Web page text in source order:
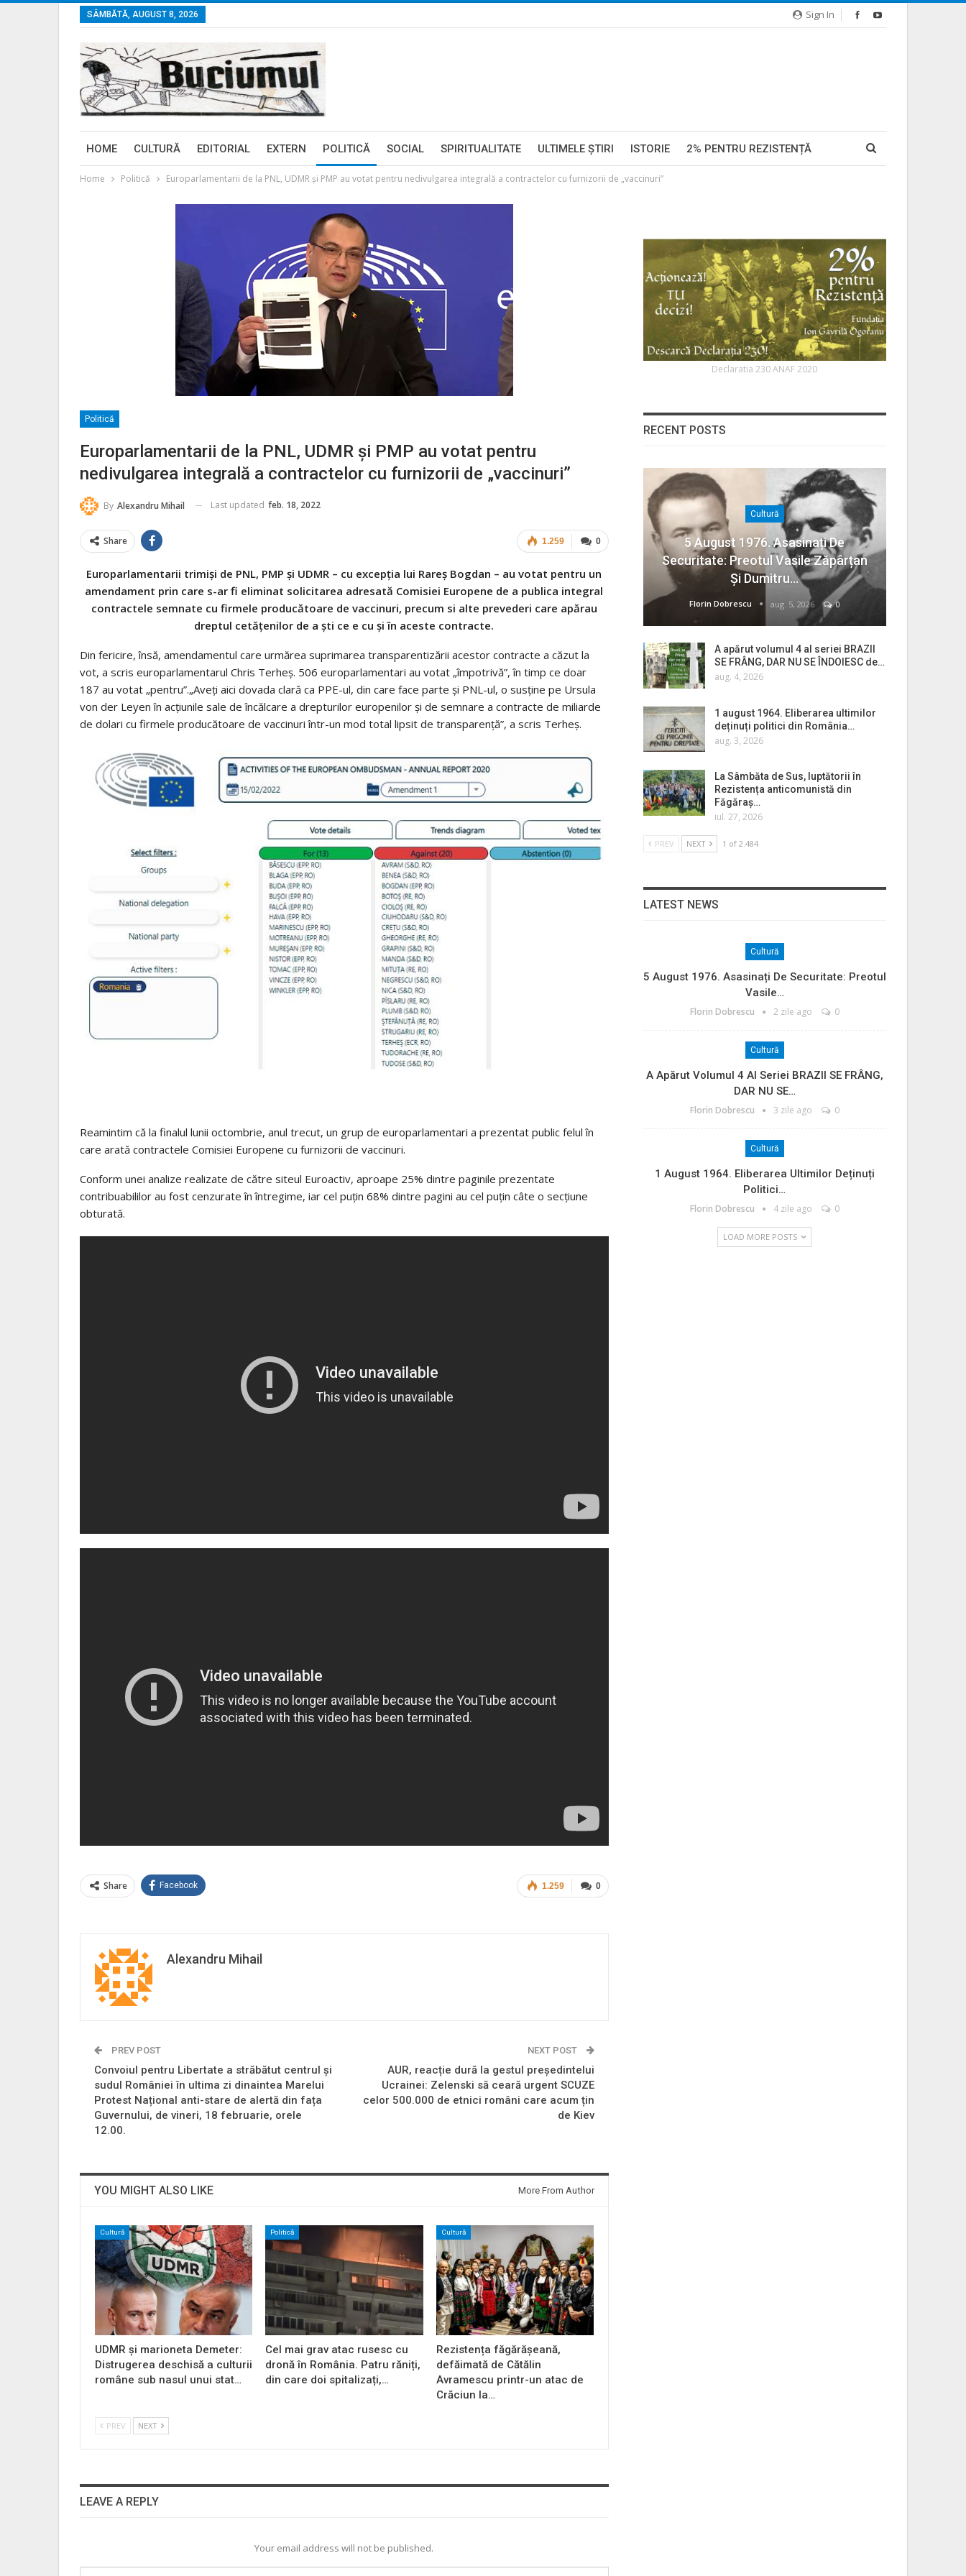
Sign In
SÂMBĂTĂ, AUGUST 8, 2026
HOME CULTURĂ EDITORIAL EXTERN POLITICĂ SOCIAL SPIRITUALITATE ULTIMELE ŞTIRI ISTORIE 2% PENTRU REZISTENȚĂ
Home Politică Europarlamentarii de la PNL, UDMR și PMP au votat pentru nedivulgarea integrală a contractelor cu furnizorii de „vaccinuri”
Politică
Europarlamentarii de la PNL, UDMR și PMP au votat pentru
nedivulgarea integrală a contractelor cu furnizorii de „vaccinuri”
By Alexandru Mihail Last updated feb. 18, 2022
0
1.259
Share
Europarlamentarii trimiși de PNL, PMP și UDMR – cu excepția lui Rareș Bogdan – au votat pentru un
amendament prin care s-ar fi eliminat solicitarea adresată Comisiei Europene de a publica integral
contractele semnate cu firmele producătoare de vaccinuri, precum si alte prevederi care apărau
dreptul cetățenilor de a ști ce e cu și în aceste contracte.
Din fericire, însă, amendamentul care urmărea suprimarea transparentizării acestor contracte a căzut la
vot, a scris europarlamentarul Chris Terheș. 506 europarlamentari au votat „împotrivă”, în timp ce doar
187 au votat „pentru”.„Aveți aici dovada clară ca PPE-ul, din care face parte și PNL-ul, o susține pe Ursula
von der Leyen în acțiunile sale de încălcare a drepturilor europenilor și de semnare a contracte de miliarde
de dolari cu firmele producătoare de vaccinuri într-un mod total lipsit de transparență”, a scris Terheș.
Reamintim că la finalul lunii octombrie, anul trecut, un grup de europarlamentari a prezentat public felul în
care arată contractele Comisiei Europene cu furnizorii de vaccinuri.
Conform unei analize realizate de către siteul Euroactiv, aproape 25% dintre paginile prezentate
contribuabililor au fost cenzurate în întregime, iar cel puțin 68% dintre pagini au cel puțin câte o secțiune
obturată.
0
1.259
Share Facebook
Alexandru Mihail
PREV POST
Convoiul pentru Libertate a străbătut centrul și
sudul României în ultima zi dinaintea Marelui
Protest Național anti-stare de alertă din fața
Guvernului, de vineri, 18 februarie, orele
12.00.
NEXT POST
AUR, reacție dură la gestul președintelui
Ucrainei: Zelenski să ceară urgent SCUZE
celor 500.000 de etnici români care acum țin
de Kiev
YOU MIGHT ALSO LIKE More From Author
Cultură
UDMR și marioneta Demeter:
Distrugerea deschisă a culturii
române sub nasul unui stat…
Politică
Cel mai grav atac rusesc cu
dronă în România. Patru răniți,
din care doi spitalizați,…
Cultură
Rezistența făgărășeană,
defăimată de Cătălin
Avramescu printr-un atac de
Crăciun la…
PREV NEXT
LEAVE A REPLY
Your email address will not be published.
Declaratia 230 ANAF 2020
RECENT POSTS
Cultură
5 August 1976. Asasinați De
Securitate: Preotul Vasile Zăpârțan
Și Dumitru…
Florin Dobrescu aug. 5, 2026 0
A apărut volumul 4 al seriei BRAZII
SE FRÂNG, DAR NU SE ÎNDOIESC de…
aug. 4, 2026
1 august 1964. Eliberarea ultimilor
deținuți politici din România…
aug. 3, 2026
La Sâmbăta de Sus, luptătorii în
Rezistența anticomunistă din
Făgăraș…
iul. 27, 2026
PREV NEXT 1 of 2.484
LATEST NEWS
Cultură
5 August 1976. Asasinați De Securitate: Preotul
Vasile…
Florin Dobrescu 2 zile ago 0
Cultură
A Apărut Volumul 4 Al Seriei BRAZII SE FRÂNG,
DAR NU SE…
Florin Dobrescu 3 zile ago 0
Cultură
1 August 1964. Eliberarea Ultimilor Deținuți
Politici…
Florin Dobrescu 4 zile ago 0
LOAD MORE POSTS